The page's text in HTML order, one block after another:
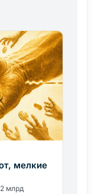
мелкие
млрд